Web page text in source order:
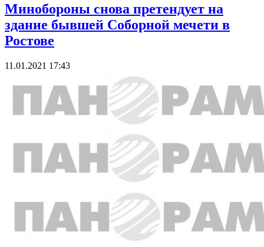
Минобороны снова претендует на
здание бывшей Соборной мечети в
Ростове
11.01.2021 17:43